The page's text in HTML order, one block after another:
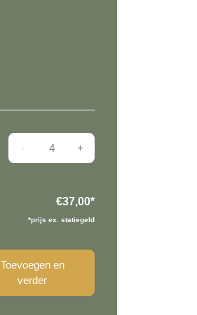
Schaal basis aantal
€37,00*
*prijs ex. statiegeld
Toevoegen en
verder